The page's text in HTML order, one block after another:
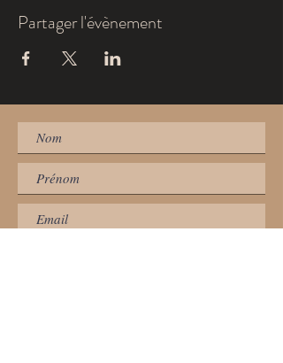
du voile… Explorer le passage entre les mondes…
honorer et accueillir la sagesse des esprits… Me
laisser emporter dans cette danse… Mourir pour
renaître…et célébrer l’être que je suis. Horaires :
Partager l'évènement